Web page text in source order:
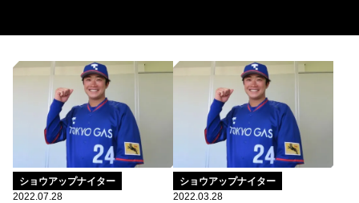
ショウアップナイター
2022.07.28
ショウアップナイター
2022.03.28